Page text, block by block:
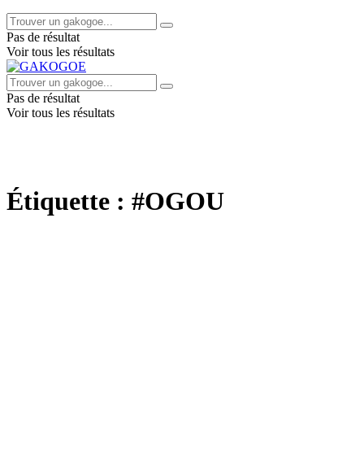
Pas de résultat
Voir tous les résultats
Pas de résultat
Voir tous les résultats
Étiquette : #OGOU